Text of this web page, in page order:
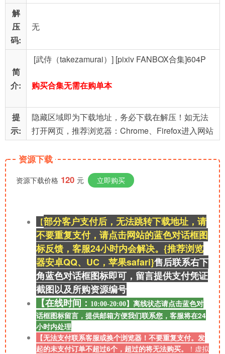
解
压
码:
无
简
介:
[武侍（takezamurai）] [pixiv FANBOX合集]604P
购买合集无需在购单本
提
示:
隐藏区域即为下载地址，务必下载在解压！如无法
打开网页，推荐浏览器：Chrome、Firefox进入网站
资源下载
资源下载价格 120 元 立即购买
【部分客户支付后，无法跳转下载地址，请
不要重复支付，请点击网站的蓝色对话框图
标反馈，客服24小时内会解决。{推荐浏览
器安卓QQ、UC，苹果safari}售后联系右下
角蓝色对话框图标即可，留言提供支付凭证
截图以及所购资源编号
【在线时间： 10:00-20:00】 离线状态请点击蓝色对
话框图标留言，提供邮箱方便我们联系您，客服将在24
小时内处理
【无法支付联系客服或换个浏览器！不要重复支付。发
起的未支付订单不超过6个，超过的将无法购买。
！ 虚拟